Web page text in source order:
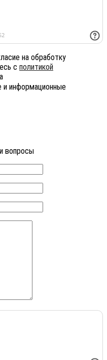
на обработку
с политикой
и информационные
вопросы